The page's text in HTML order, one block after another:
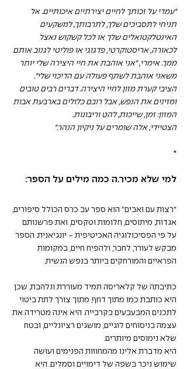
"עמדי על זכותך לחיים יצירתיים איכותיים. אל
תניחי לתסביכים שלך, לתרבותך, למשקעים
האינטלקטואלים שלך או לכל קשקוש נאצל
לכאורה, אריסטוקרטי, פדגוגי או פוליטי לגנוב אותם
ממך. אימרי, "אני אוהבת את חיי היצירה שלי יותר
משאני אוהבת לשתף פעולה עם הדיכוי שלי".
הציבי קערת מזון לחיי היצירה. דברים רבים טובים
ומזינים את הנפש, אבל רובם כלולים בארבעת אבות
המזון: זמן, שייכות, להט וריבונות.
הצטיידי, אלה שומרים על ניקיון הנהר."
*
למי שלא מכיר.ה כמה מילים על הספר:
"רצות עם זאבים" הוא ספר עב כרס הכולל סיפורים,
אגדות, מיתוסים, חלומות וטקסים, ואת פרשנותם
על פי הפסיכולוגיה האכיטיפית - יונגיאנית. הספר
מבקש לעורר, לחבר, ולהפיח חיים, במקומות
הפראיים והמורחקים ביותר בנפש הנשית.
כתיבתה של קלאריסה תמיד מעוררת ונלהבת, שכן
היא כותבת כמו מתוך דחף, מתוך צורך לתת ביטוי
לתכנים המבעבעים בקרבייה. היא אינה מטרידה את
עצמה בניסוחים לוגיים, מושגים רציונליים, ובטח
שלא נימוסים מיותרים.
היא מדברת אלינו מהמחוזות הפנימים ועושה
שימוש ניכר בשפה של דימויים וסמלים. היא